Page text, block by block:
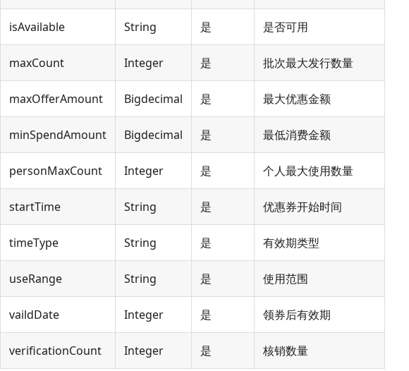
isAvailable String 是 是否可用
maxCount Integer 是 批次最大发行数量
maxOfferAmount Bigdecimal 是 最大优惠金额
minSpendAmount Bigdecimal 是 最低消费金额
personMaxCount Integer 是 个人最大使用数量
startTime String 是 优惠券开始时间
timeType String 是 有效期类型
useRange String 是 使用范围
vaildDate Integer 是 领券后有效期
verificationCount Integer 是 核销数量